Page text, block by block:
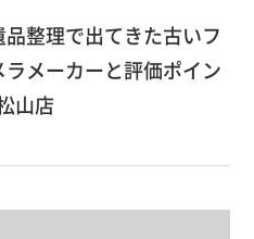
品整理で出てきた古いフ
メーカーと評価ポイン
山店